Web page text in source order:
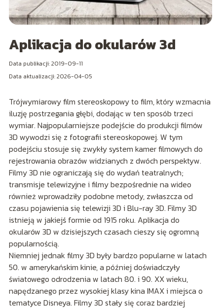
Aplikacja do okularów 3d
Data publikacji: 2019-09-11
Data aktualizacji: 2026-04-05
Trójwymiarowy film stereoskopowy to film, który wzmacnia
iluzję postrzegania głębi, dodając w ten sposób trzeci
wymiar. Najpopularniejsze podejście do produkcji filmów
3D wywodzi się z fotografii stereoskopowej. W tym
podejściu stosuje się zwykły system kamer filmowych do
rejestrowania obrazów widzianych z dwóch perspektyw.
Filmy 3D nie ograniczają się do wydań teatralnych;
transmisje telewizyjne i filmy bezpośrednie na wideo
również wprowadziły podobne metody, zwłaszcza od
czasu pojawienia się telewizji 3D i Blu-ray 3D. Filmy 3D
istnieją w jakiejś formie od 1915 roku. Aplikacja do
okularów 3D w dzisiejszych czasach cieszy się ogromną
popularnością.
Niemniej jednak filmy 3D były bardzo popularne w latach
50. w amerykańskim kinie, a później doświadczyły
światowego odrodzenia w latach 80. i 90. XX wieku,
napędzanego przez wysokiej klasy kina IMAX i miejsca o
tematyce Disneya. Filmy 3D stały się coraz bardziej